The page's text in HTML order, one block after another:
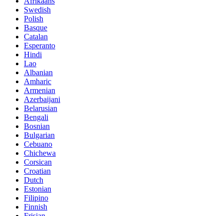
Swedish
Polish
Basque
Catalan
Esperanto
Hindi
Lao
Albanian
Amharic
Armenian
Azerbaijani
Belarusian
Bengali
Bosnian
Bulgarian
Cebuano
Chichewa
Corsican
Croatian
Dutch
Estonian
Filipino
Finnish